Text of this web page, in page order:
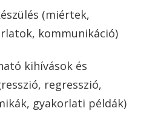
(miértek,
kommunikáció)
kihívások és
regresszió,
gyakorlati példák)